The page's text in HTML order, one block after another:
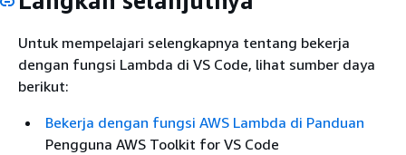
Untuk mempelajari selengkapnya tentang bekerja
dengan fungsi Lambda di VS Code, lihat sumber daya
berikut:
Bekerja dengan fungsi AWS Lambda di Panduan
Pengguna AWS Toolkit for VS Code